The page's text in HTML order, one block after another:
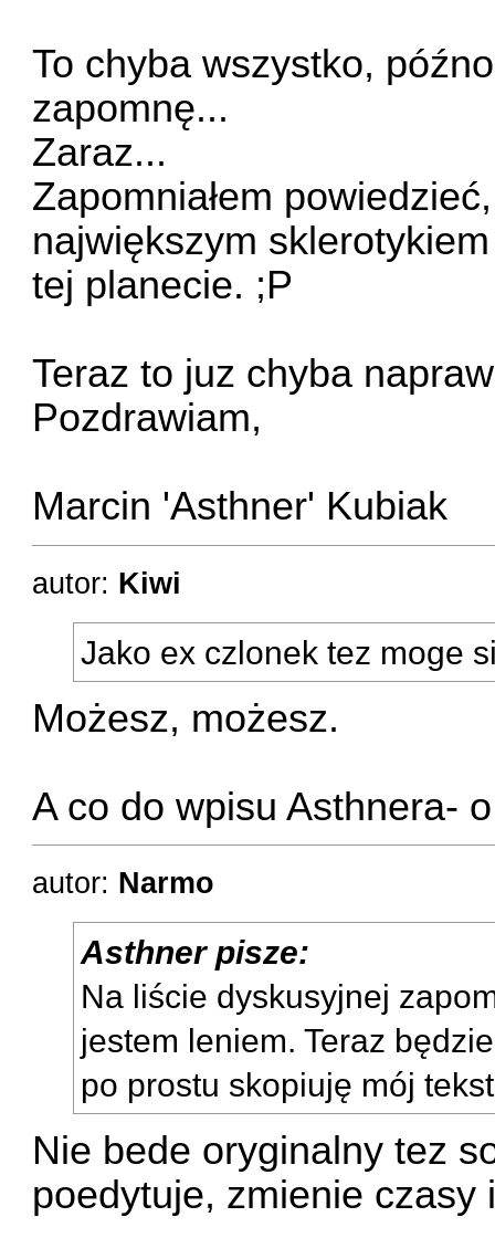
To chyba wszystko,
zapomnę...
Zaraz...
Zapomniałem
największym
tej planecie. ;P
Teraz to juz chyba
Pozdrawiam,
Marcin 'Asthner' Kubiak
autor: Kiwi
Jako ex czlonek tez moge
Możesz, możesz.
A co do wpisu Asthnera-
autor: Narmo
Asthner pisze:
Na liście dyskusyjnej
jestem leniem. Teraz
po prostu skopiuję mój
Nie bede oryginalny tez
poedytuje, zmienie